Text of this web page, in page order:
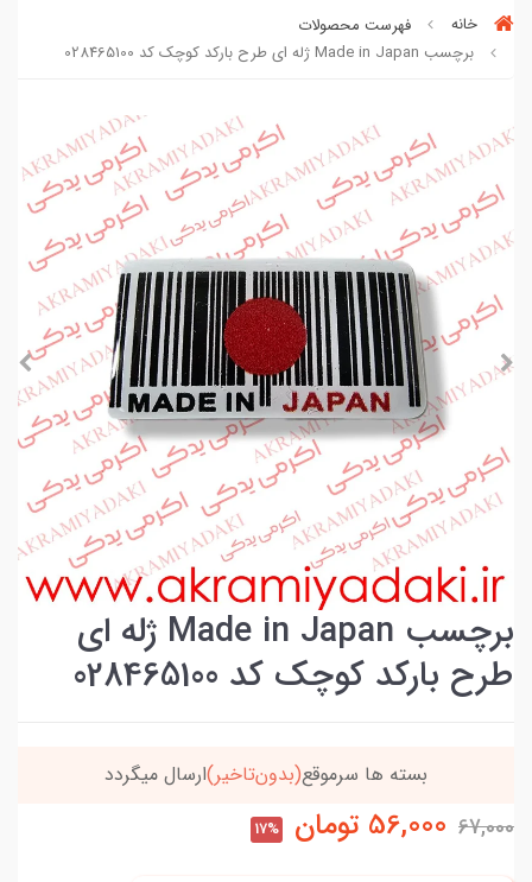
خانه
فهرست محصولات
برچسب Made in Japan ژله ای طرح بارکد کوچک کد 028465100
برچسب Made in Japan ژله ای
طرح بارکد کوچک کد 028465100
بسته ها سرموقع(بدون‌تاخیر)ارسال میگردد
67,000
56,000 تومان 17%